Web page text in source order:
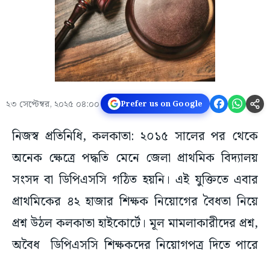
২৩ সেপ্টেম্বর, ২০২৫ ০৪:০০ Prefer us on Google
নিজস্ব প্রতিনিধি, কলকাতা: ২০১৫ সালের পর থেকে
অনেক ক্ষেত্রে পদ্ধতি মেনে জেলা প্রাথমিক বিদ্যালয়
সংসদ বা ডিপিএসসি গঠিত হয়নি। এই যুক্তিতে এবার
প্রাথমিকের ৪২ হাজার শিক্ষক নিয়োগের বৈধতা নিয়ে
প্রশ্ন উঠল কলকাতা হাইকোর্টে। মূল মামলাকারীদের প্রশ্ন,
অবৈধ ডিপিএসসি শিক্ষকদের নিয়োগপত্র দিতে পারে